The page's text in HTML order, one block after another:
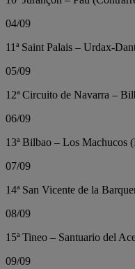
04/09
11ª Saint Palais – Urdax-
05/09
12ª Circuito de Navarra –
06/09
13ª Bilbao – Los Machucos
07/09
14ª San Vicente de la
08/09
15ª Tineo – Santuario del
09/09